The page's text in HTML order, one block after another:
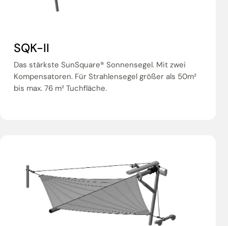
SQK-II
Das stärkste SunSquare® Sonnensegel. Mit zwei
Kompensatoren. Für Strahlensegel größer als 50m²
bis max. 76 m² Tuchfläche.